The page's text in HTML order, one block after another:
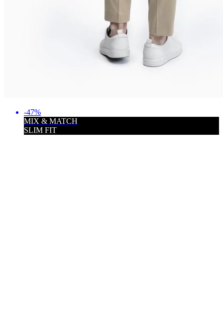
-47%
MIX & MATCH
SLIM FIT